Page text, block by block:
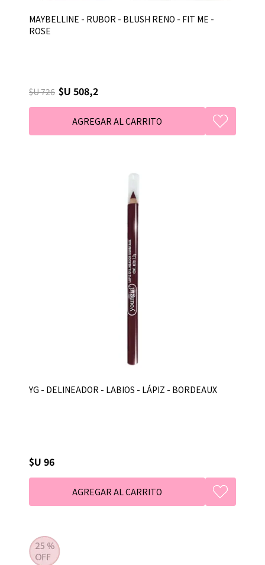
MAYBELLINE - RUBOR - BLUSH RENO - FIT ME -
ROSE
$U 726 $U 508,2
YG - DELINEADOR - LABIOS - LÁPIZ - BORDEAUX
$U 96